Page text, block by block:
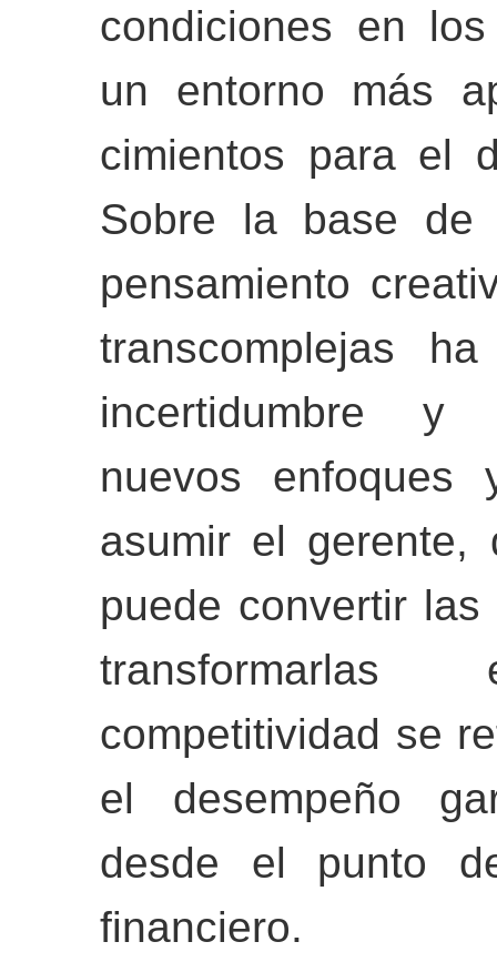
condiciones en
un entorno más
cimientos para el
Sobre la base de
pensamiento
transcomplejas
incertidumbre y
nuevos enfoques
asumir el gerente,
puede convertir
competitividad se
el desempeño
desde el punto
financiero.